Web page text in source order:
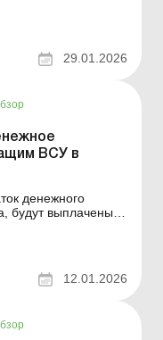
за нарушение
если докажет,
29.01.2026
ВСУ в
денежного
будут выплачены
о порядке
декабрь 2025
12.01.2026